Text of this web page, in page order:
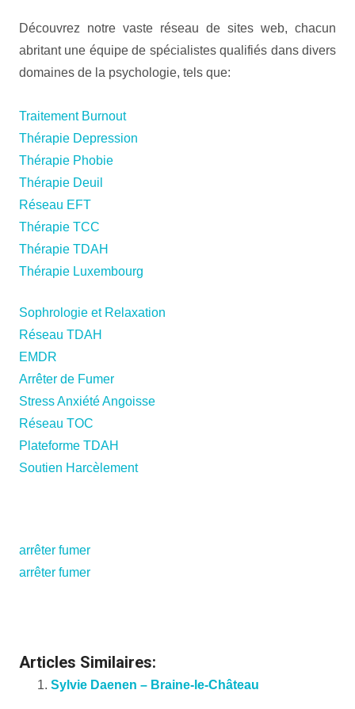
Découvrez notre vaste réseau de sites web, chacun
abritant une équipe de spécialistes qualifiés dans divers
domaines de la psychologie, tels que:
Traitement Burnout
Thérapie Depression
Thérapie Phobie
Thérapie Deuil
Réseau EFT
Thérapie TCC
Thérapie TDAH
Thérapie Luxembourg
Sophrologie et Relaxation
Réseau TDAH
EMDR
Arrêter de Fumer
Stress Anxiété Angoisse
Réseau TOC
Plateforme TDAH
Soutien Harcèlement
arrêter fumer
arrêter fumer
Articles Similaires:
Sylvie Daenen – Braine-le-Château